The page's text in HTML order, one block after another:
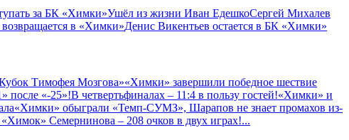
за БК «Химки»Ушёл из жизни Иван ЕдешкоСергей Михалев
в «Химки»Денис Викентьев остается в БК «Химки»
Тимофея Мозгова»«Химки» завершили победное шествие
после «-25»!В четвертьфиналах – 11:4 в пользу гостей!«Химки» и
«Химки» обыграли «Темп-СУМЗ», Шарапов не знает промахов из-
Семернинова – 208 очков в двух играх!...